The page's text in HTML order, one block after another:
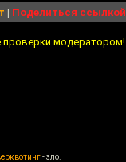
| Поделиться ссылкой
проверки модератором!
- зло.